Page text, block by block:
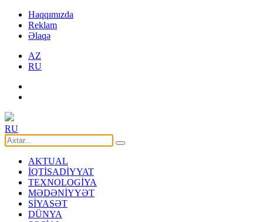
Haqqımızda
Reklam
Əlaqə
AZ
RU
RU
AKTUAL
İQTİSADİYYAT
TEXNOLOGİYA
MƏDƏNİYYƏT
SİYASƏT
DÜNYA